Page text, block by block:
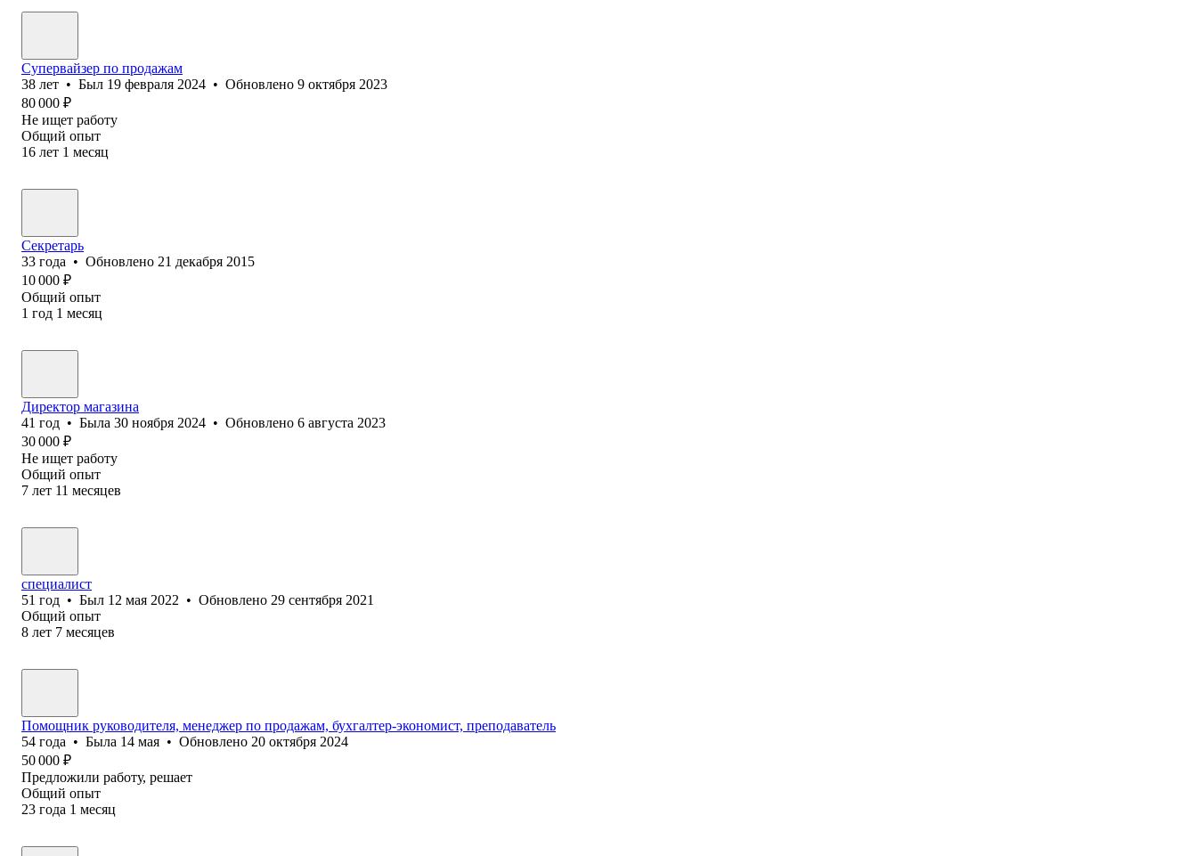
Супервайзер по продажам
38 лет • Был 19 февраля 2024 • Обновлено 9 октября 2023
80 000 ₽
Не ищет работу
Общий опыт
16 лет 1 месяц
Секретарь
33 года • Обновлено 21 декабря 2015
10 000 ₽
Общий опыт
1 год 1 месяц
Директор магазина
41 год • Была 30 ноября 2024 • Обновлено 6 августа 2023
30 000 ₽
Не ищет работу
Общий опыт
7 лет 11 месяцев
специалист
51 год • Был 12 мая 2022 • Обновлено 29 сентября 2021
Общий опыт
8 лет 7 месяцев
Помощник руководителя, менеджер по продажам, бухгалтер-экономист, преподаватель
54 года • Была 14 мая • Обновлено 20 октября 2024
50 000 ₽
Предложили работу, решает
Общий опыт
23 года 1 месяц